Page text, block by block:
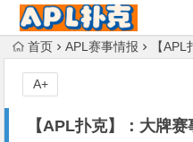
首页 APL赛事情报 【APL扑
【APL扑克】：大牌
A+